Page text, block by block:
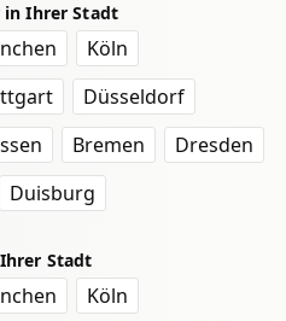
in Ihrer Stadt
Köln
Düsseldorf
Bremen
Dresden
Duisburg
Stadt
Köln